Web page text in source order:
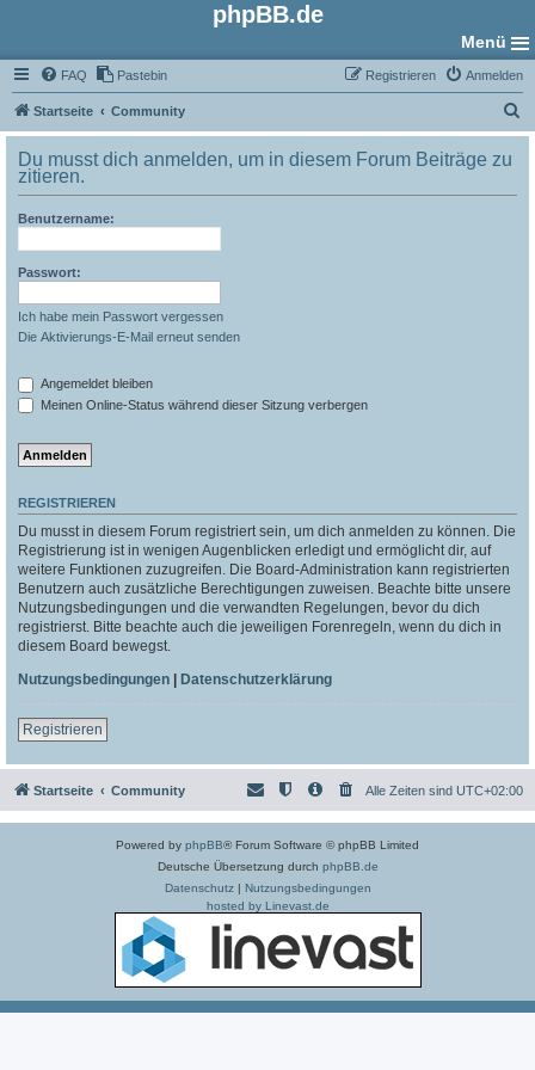
phpBB.de
Menü
FAQ Pastebin Anmelden
Registrieren
Startseite Community
u
Du musst dich anmelden, um in diesem Forum Beiträge zu
zitieren.
Benutzername:
Passwort:
Ich habe mein Passwort vergessen
Die Aktivierungs-E-Mail erneut senden
Angemeldet bleiben
Meinen Online-Status während dieser Sitzung verbergen
REGISTRIEREN
Du musst in diesem Forum registriert sein, um dich anmelden zu können. Die
Registrierung ist in wenigen Augenblicken erledigt und ermöglicht dir, auf
weitere Funktionen zuzugreifen. Die Board-Administration kann registrierten
Benutzern auch zusätzliche Berechtigungen zuweisen. Beachte bitte unsere
Nutzungsbedingungen und die verwandten Regelungen, bevor du dich
registrierst. Bitte beachte auch die jeweiligen Forenregeln, wenn du dich in
diesem Board bewegst.
Nutzungsbedingungen | Datenschutzerklärung
Registrieren
Startseite Community Alle Zeiten sind UTC+02:00
Powered by phpBB® Forum Software © phpBB Limited
Deutsche Übersetzung durch phpBB.de
Datenschutz| Nutzungsbedingungen
hosted by Linevast.de